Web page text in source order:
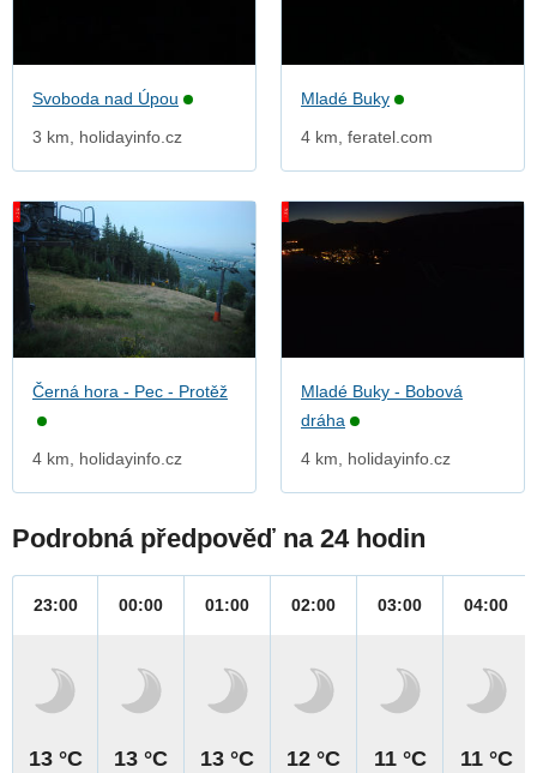
Svoboda nad Úpou
3 km, holidayinfo.cz
Mladé Buky
4 km, feratel.com
Černá hora - Pec - Protěž
4 km, holidayinfo.cz
Mladé Buky - Bobová
dráha
4 km, holidayinfo.cz
Podrobná předpověď na 24 hodin
23:00
13 °C
00:00
13 °C
01:00
13 °C
02:00
12 °C
03:00
11 °C
04:00
11 °C